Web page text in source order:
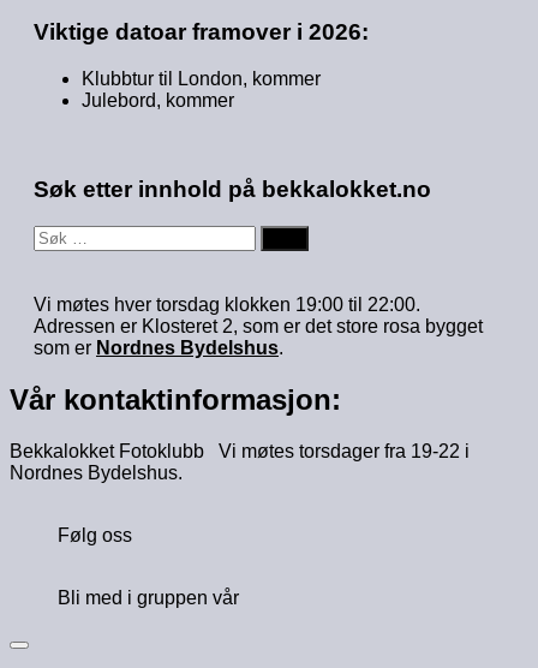
Viktige datoar framover i 2026:
Klubbtur til London, kommer
Julebord, kommer
Søk etter innhold på bekkalokket.no
Søk
etter:
Vi møtes hver torsdag klokken 19:00 til 22:00.
Adressen er Klosteret 2, som er det store rosa bygget
som er Nordnes Bydelshus.
Vår kontaktinformasjon:
Bekkalokket Fotoklubb Vi møtes torsdager fra 19-22 i
Nordnes Bydelshus.
Følg oss
Bli med i gruppen vår